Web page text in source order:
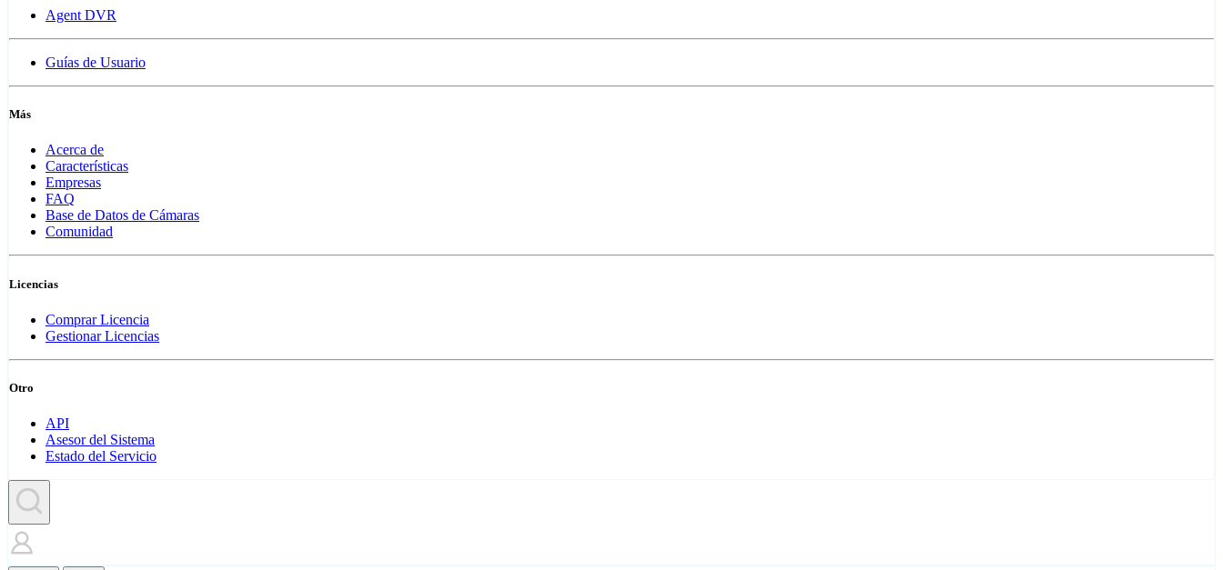
Agent DVR
Guías de Usuario
Más
Acerca de
Características
Empresas
FAQ
Base de Datos de Cámaras
Comunidad
Licencias
Comprar Licencia
Gestionar Licencias
Otro
API
Asesor del Sistema
Estado del Servicio